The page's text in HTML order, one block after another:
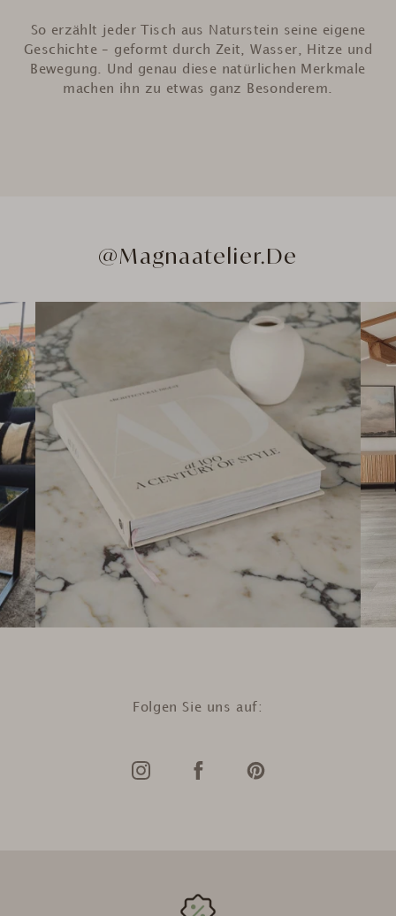
So erzählt jeder Tisch aus Naturstein seine eigene
Geschichte – geformt durch Zeit, Wasser, Hitze und
Bewegung. Und genau diese natürlichen Merkmale
machen ihn zu etwas ganz Besonderem.
@Magnaatelier.de
Folgen Sie uns auf: